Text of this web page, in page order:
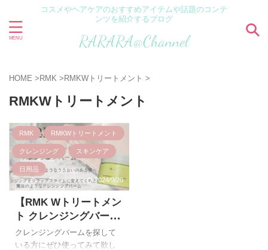
コスメやヘアケアのおすすめアイテムや話題のコンテ
ンツを紹介するブログ
HOME > RMK > RMKWトリートメント >
RMKWトリートメント
RMK RMKWトリートメント
クレンジング スキンケア
日用品
2024/9/20
【RMK Wトリートメン
ト クレンジングバー
ム】 口コミ クレンジン
グバーム おすすめ デパ
クレンジングバームを探して
いる方にぜひ使ってみて欲し